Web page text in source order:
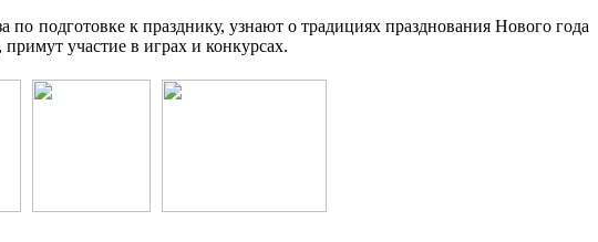
подготовке к празднику, узнают о традициях празднования Нового года
участие в играх и конкурсах.